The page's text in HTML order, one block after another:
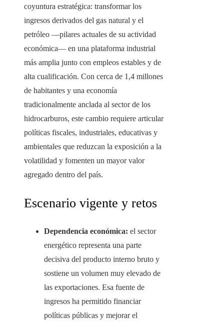
coyuntura estratégica: transformar los
ingresos derivados del gas natural y el
petróleo —pilares actuales de su actividad
económica— en una plataforma industrial
más amplia junto con empleos estables y de
alta cualificación. Con cerca de 1,4 millones
de habitantes y una economía
tradicionalmente anclada al sector de los
hidrocarburos, este cambio requiere articular
políticas fiscales, industriales, educativas y
ambientales que reduzcan la exposición a la
volatilidad y fomenten un mayor valor
agregado dentro del país.
Escenario vigente y retos
Dependencia económica: el sector
energético representa una parte
decisiva del producto interno bruto y
sostiene un volumen muy elevado de
las exportaciones. Esa fuente de
ingresos ha permitido financiar
políticas públicas y mejorar el